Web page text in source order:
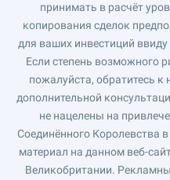
принимать в расчёт
копирования сделок
для ваших инвестиций
Если степень возможного
пожалуйста, обратитесь к
дополнительной
не нацелены на
Соединённого Королевства
материал на данном веб-
Великобритании.